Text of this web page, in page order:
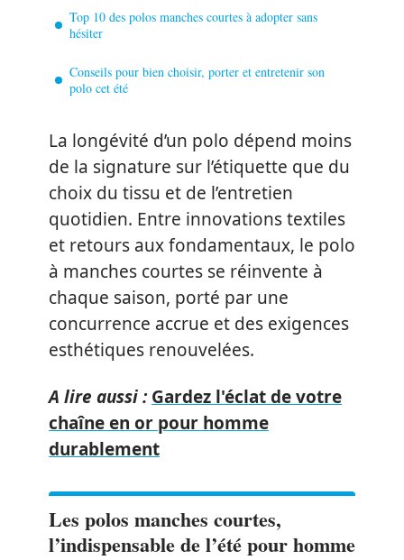
Top 10 des polos manches courtes à adopter sans
hésiter
Conseils pour bien choisir, porter et entretenir son
polo cet été
La longévité d’un polo dépend moins
de la signature sur l’étiquette que du
choix du tissu et de l’entretien
quotidien. Entre innovations textiles
et retours aux fondamentaux, le polo
à manches courtes se réinvente à
chaque saison, porté par une
concurrence accrue et des exigences
esthétiques renouvelées.
A lire aussi : Gardez l'éclat de votre
chaîne en or pour homme
durablement
Les polos manches courtes,
l’indispensable de l’été pour homme